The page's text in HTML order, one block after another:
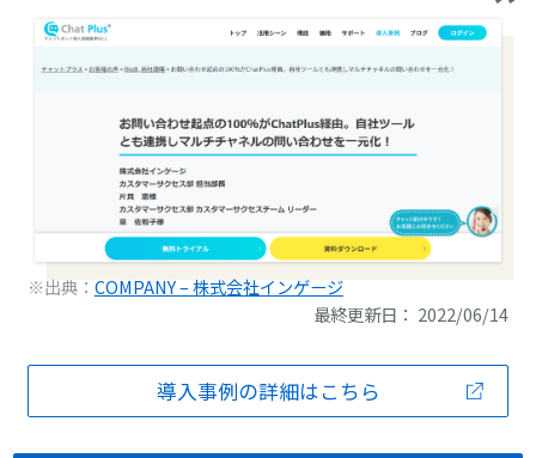
※出典： COMPANY – 株式会社インゲージ
最終更新日： 2022/06/14
導入事例の詳細はこちら